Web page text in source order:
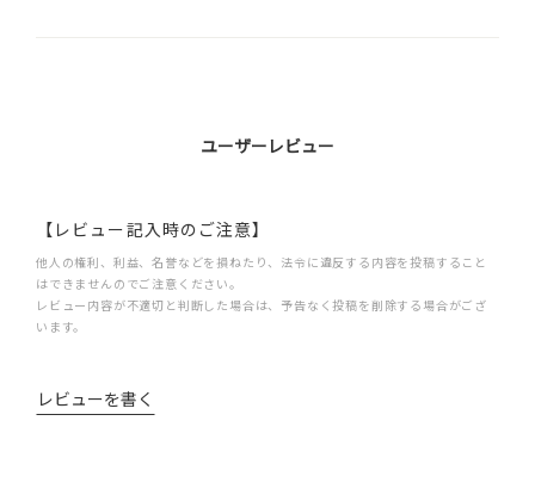
ユーザーレビュー
【レビュー記入時のご注意】
他人の権利、利益、名誉などを損ねたり、法令に違反する内容を投稿すること
はできませんのでご注意ください。
レビュー内容が不適切と判断した場合は、予告なく投稿を削除する場合がござ
います。
レビューを書く